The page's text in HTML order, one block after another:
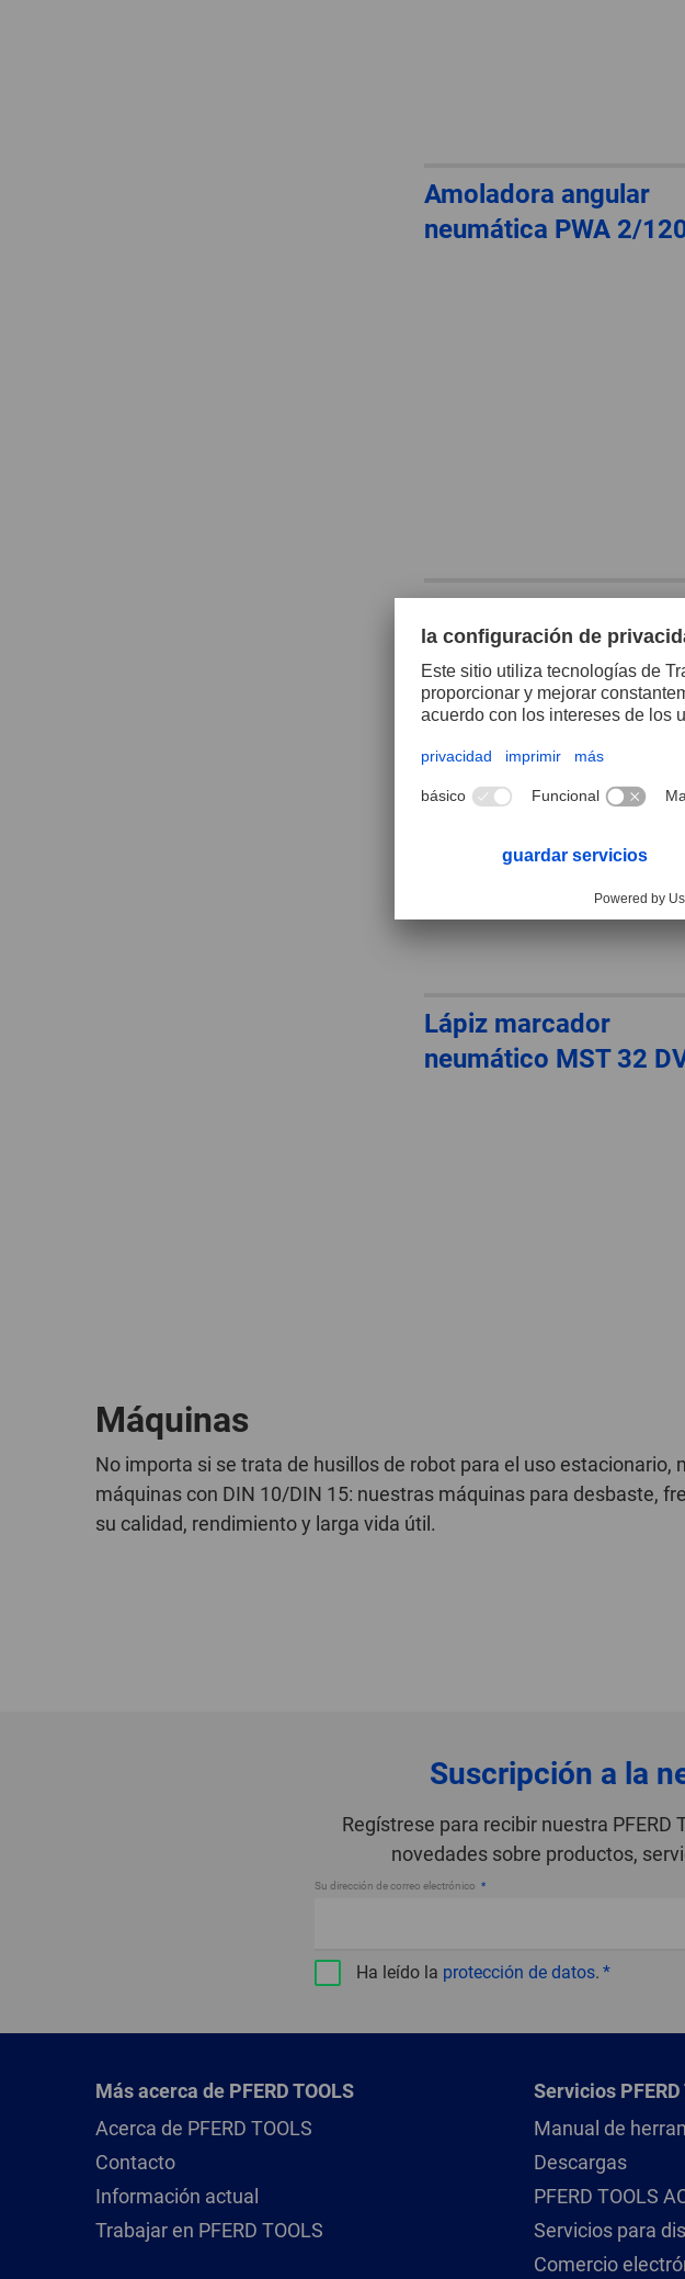
Amoladora angular
neumática PWA 2/
Amoladora recta
neumática PGAS 4/
Lápiz marcador
neumático MST 32
Máquinas
No importa si se trata de husillos de robot para el uso
máquinas con DIN 10/DIN 15: nuestras máquinas para desbaste,
su calidad, rendimiento y larga vida útil.
Suscripción a la
Regístrese para recibir nuestra
novedades sobre productos,
Su dirección de correo electrónico
Ha leído la protección de datos.
Más acerca de PFERD TOOLS
Acerca de PFERD TOOLS
Contacto
Información actual
Trabajar en PFERD TOOLS
Servicios PFERD
Manual de
Descargas
PFERD TOOLS
Servicios para
Comercio